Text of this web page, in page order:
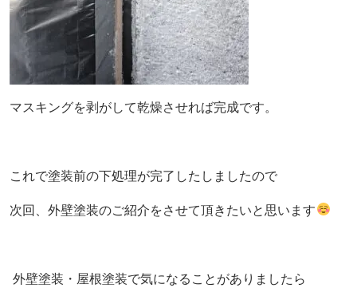
マスキングを剥がして乾燥させれば完成です。
これで塗装前の下処理が完了したしましたので
次回、外壁塗装のご紹介をさせて頂きたいと思います
外壁塗装・屋根塗装で気になることがありましたら